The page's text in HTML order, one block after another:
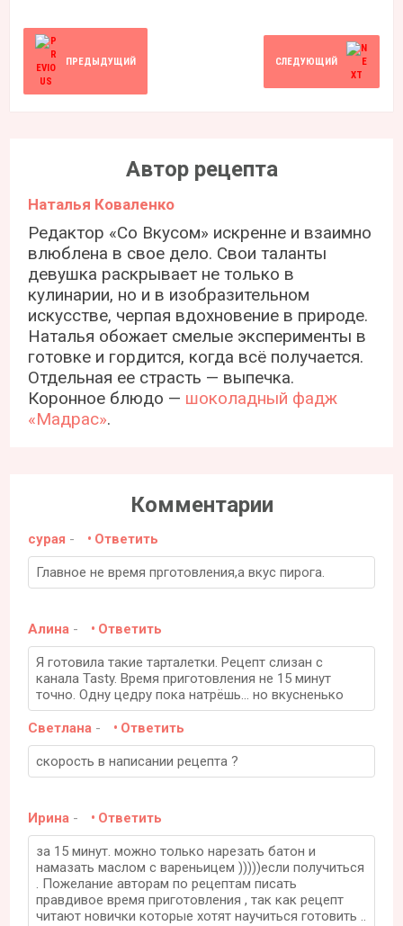
ПРЕДЫДУЩИЙ СЛЕДУЮЩИЙ
Автор рецепта
Наталья Коваленко
Редактор «Со Вкусом» искренне и взаимно
влюблена в свое дело. Свои таланты
девушка раскрывает не только в
кулинарии, но и в изобразительном
искусстве, черпая вдохновение в природе.
Наталья обожает смелые эксперименты в
готовке и гордится, когда всё получается.
Отдельная ее страсть — выпечка.
Коронное блюдо — шоколадный фадж
«Мадрас».
Комментарии
сурая - Ответить
Главное не время прготовления,а вкус пирога.
Алина - Ответить
Я готовила такие тарталетки. Рецепт слизан с
канала Tasty. Время приготовления не 15 минут
точно. Одну цедру пока натрёшь... но вкусненько
Светлана - Ответить
скорость в написании рецепта ?
Ирина - Ответить
за 15 минут. можно только нарезать батон и
намазать маслом с вареньицем )))))если получиться
. Пожелание авторам по рецептам писать
правдивое время приготовления , так как рецепт
читают новички которые хотят научиться готовить ..